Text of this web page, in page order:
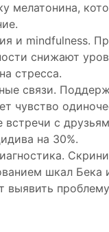
мелатонина,
и mindfulness.
снижают
стресса.
связи.
чувство
встречи с
на 30%.
шкал Бека
выявить